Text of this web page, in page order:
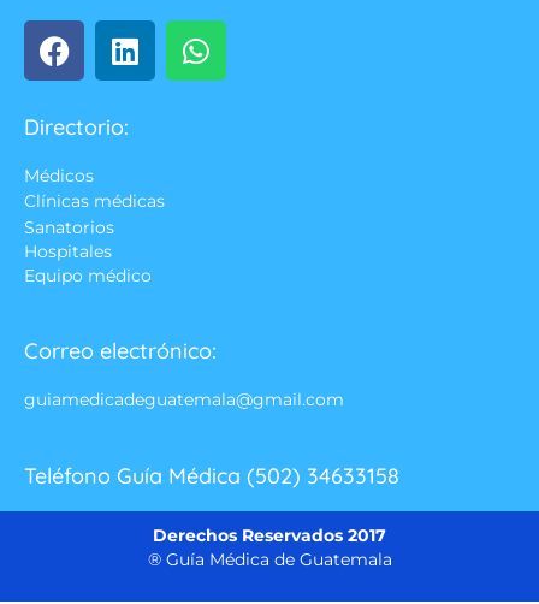
Directorio:
Médicos
Clínicas médicas
Sanatorios
Hospitales
Equipo médico
Correo electrónico:
guiamedicadeguatemala@gmail.com
Teléfono Guía Médica (502) 34633158
Derechos Reservados 2017
® Guía Médica de Guatemala